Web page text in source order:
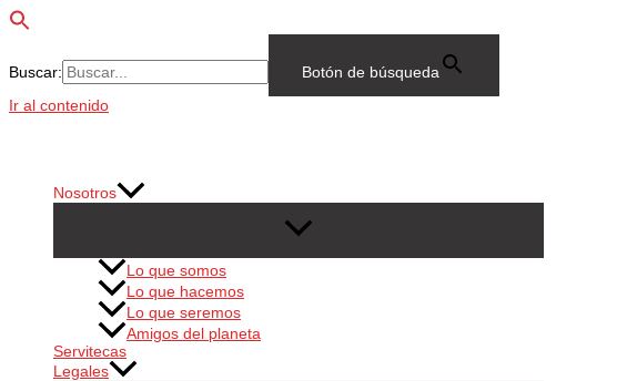
Buscar:
Botón de búsqueda
Ir al contenido
Nosotros
Lo que somos
Lo que hacemos
Lo que seremos
Amigos del planeta
Servitecas
Legales